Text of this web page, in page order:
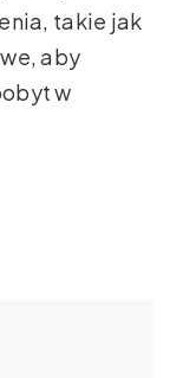
takie jak
aby
w